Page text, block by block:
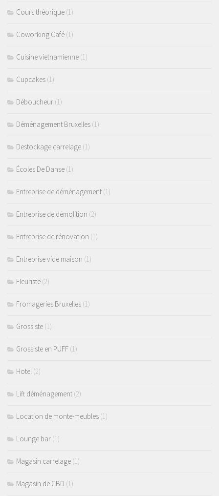
Cours théorique (1)
Coworking Café (1)
Cuisine vietnamienne (1)
Cupcakes (1)
Déboucheur (1)
Déménagement Bruxelles (1)
Destockage carrelage (1)
Écoles De Danse (1)
Entreprise de déménagement (1)
Entreprise de démolition (2)
Entreprise de rénovation (1)
Entreprise vide maison (1)
Fleuriste (2)
Fromageries Bruxelles (1)
Grossiste (1)
Grossiste en PUFF (1)
Hotel (2)
Lift déménagement (2)
Location de monte-meubles (1)
Lounge bar (1)
Magasin carrelage (1)
Magasin de CBD (1)